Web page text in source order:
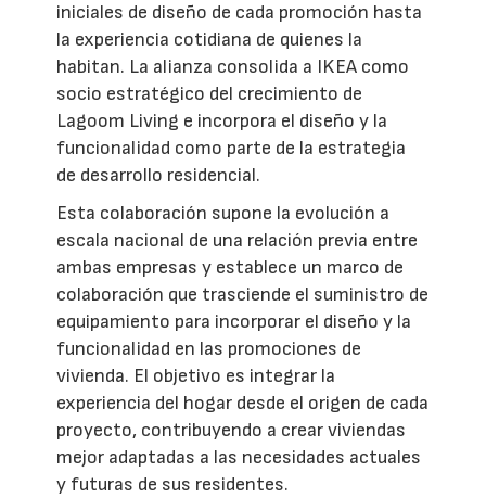
iniciales de diseño de cada promoción hasta
la experiencia cotidiana de quienes la
habitan. La alianza consolida a IKEA como
socio estratégico del crecimiento de
Lagoom Living e incorpora el diseño y la
funcionalidad como parte de la estrategia
de desarrollo residencial.
Esta colaboración supone la evolución a
escala nacional de una relación previa entre
ambas empresas y establece un marco de
colaboración que trasciende el suministro de
equipamiento para incorporar el diseño y la
funcionalidad en las promociones de
vivienda. El objetivo es integrar la
experiencia del hogar desde el origen de cada
proyecto, contribuyendo a crear viviendas
mejor adaptadas a las necesidades actuales
y futuras de sus residentes.